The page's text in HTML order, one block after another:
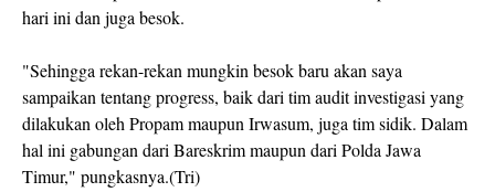
hari ini dan juga besok.
"Sehingga rekan-rekan mungkin besok baru akan saya
sampaikan tentang progress, baik dari tim audit investigasi yang
dilakukan oleh Propam maupun Irwasum, juga tim sidik. Dalam
hal ini gabungan dari Bareskrim maupun dari Polda Jawa
Timur," pungkasnya.(Tri)